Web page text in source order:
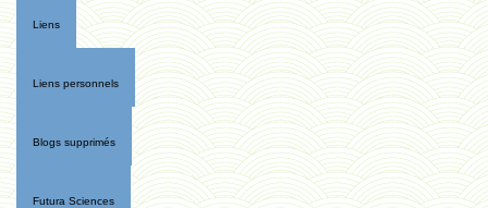
Liens
Liens personnels
Blogs supprimés
Futura Sciences